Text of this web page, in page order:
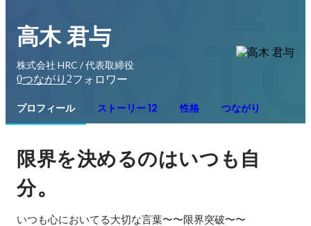
高木 君与
株式会社 HRC / 代表取締役
0つながり 2フォロワー
プロフィール ストーリー 12 性格 つながり
限界を決めるのはいつも自
分。
いつも心においてる大切な言葉〜〜限界突破〜〜